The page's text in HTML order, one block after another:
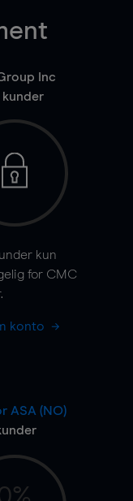
Inc
kunder
kun
for CMC
konto
ASA (NO)